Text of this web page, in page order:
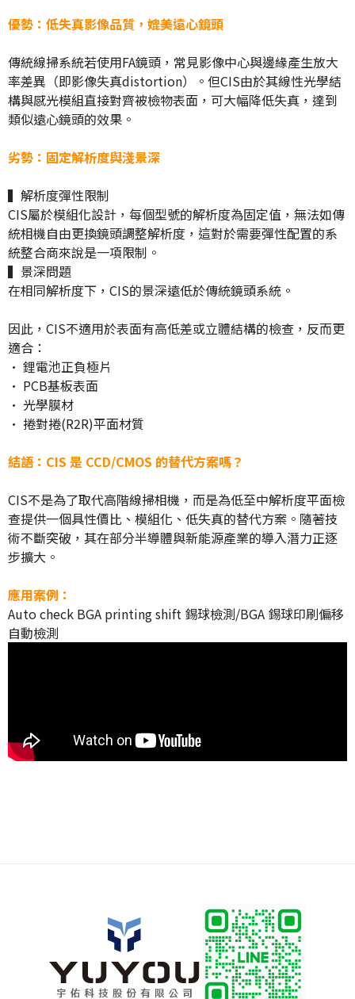
優勢：低失真影像品質，媲美遠心鏡頭
傳統線掃系統若使用FA鏡頭，常見影像中心與邊緣產生放大
率差異（即影像失真distortion）。但CIS由於其線性光學結
構與感光模組直接對齊被檢物表面，可大幅降低失真，達到
類似遠心鏡頭的效果。
劣勢：固定解析度與淺景深
▍解析度彈性限制
CIS屬於模組化設計，每個型號的解析度為固定值，無法如傳
統相機自由更換鏡頭調整解析度，這對於需要彈性配置的系
統整合商來說是一項限制。
▍景深問題
在相同解析度下，CIS的景深遠低於傳統鏡頭系統。
因此，CIS不適用於表面有高低差或立體結構的檢查，反而更
適合：
• 鋰電池正負極片
• PCB基板表面
• 光學膜材
• 捲對捲(R2R)平面材質
結語：CIS 是 CCD/CMOS 的替代方案嗎？
CIS不是為了取代高階線掃相機，而是為低至中解析度平面檢
查提供一個具性價比、模組化、低失真的替代方案。隨著技
術不斷突破，其在部分半導體與新能源產業的導入潛力正逐
步擴大。
應用案例：
Auto check BGA printing shift 錫球檢測/BGA 錫球印刷偏移
自動檢測